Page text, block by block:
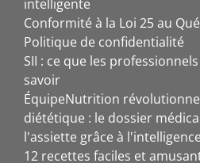
intelligente
Conformité à la Loi 25 au
Politique de confidentialité
SII : ce que les
savoir
ÉquipeNutrition
diététique : le dossier
l'assiette grâce à
12 recettes faciles et